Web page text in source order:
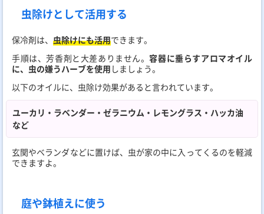
虫除けとして活用する
保冷剤は、 虫除けにも活用できます。
手順は、芳香剤と大差ありません。容器に垂らすアロマオイル
に、虫の嫌うハーブを使用 しましょう。
以下のオイルに、虫除け効果があると言われています。
ユーカリ・ラベンダー・ゼラニウム・レモングラス・ハッカ油
など
玄関やベランダなどに置けば、虫が家の中に入ってくるのを軽減
できますよ。
庭や鉢植えに使う